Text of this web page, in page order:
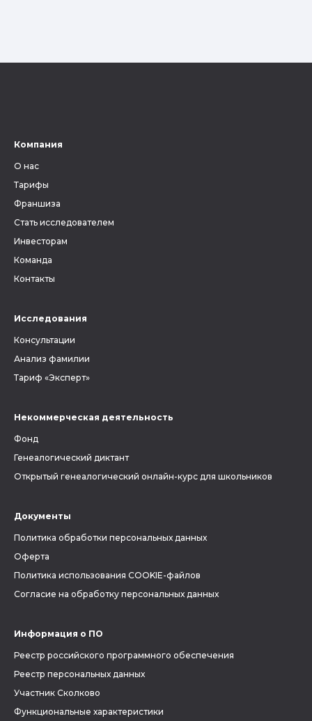
Компания
О нас
Тарифы
Франшиза
Стать исследователем
Инвесторам
Команда
Контакты
Исследования
Консультации
Анализ фамилии
Тариф «Эксперт»
Некоммерческая деятельность
Фонд
Генеалогический диктант
Открытый генеалогический онлайн-курс для школьников
Документы
Политика обработки персональных данных
Оферта
Политика использования COOKIE-файлов
Согласие на обработку персональных данных
Информация о ПО
Реестр российского программного обеспечения
Реестр персональных данных
Участник Сколково
Функциональные характеристики